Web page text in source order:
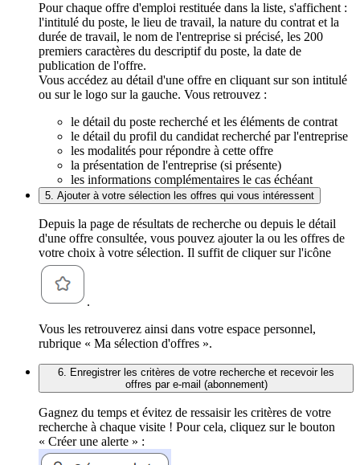
Pour chaque offre d'emploi restituée dans la liste, s'affichent :
l'intitulé du poste, le lieu de travail, la nature du contrat et la
durée de travail, le nom de l'entreprise si précisé, les 200
premiers caractères du descriptif du poste, la date de
publication de l'offre.
Vous accédez au détail d'une offre en cliquant sur son intitulé
ou sur le logo sur la gauche. Vous retrouvez :
le détail du poste recherché et les éléments de contrat
le détail du profil du candidat recherché par l'entreprise
les modalités pour répondre à cette offre
la présentation de l'entreprise (si présente)
les informations complémentaires le cas échéant
5. Ajouter à votre sélection les offres qui vous intéressent
Depuis la page de résultats de recherche ou depuis le détail
d'une offre consultée, vous pouvez ajouter la ou les offres de
votre choix à votre sélection. Il suffit de cliquer sur l'icône
.
Vous les retrouverez ainsi dans votre espace personnel,
rubrique « Ma sélection d'offres ».
6. Enregistrer les critères de votre recherche et recevoir les
offres par e-mail (abonnement)
Gagnez du temps et évitez de ressaisir les critères de votre
recherche à chaque visite ! Pour cela, cliquez sur le bouton
« Créer une alerte » :